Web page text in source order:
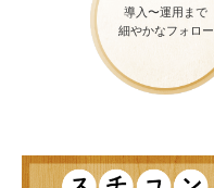
導入〜運用まで
細やかなフォロー